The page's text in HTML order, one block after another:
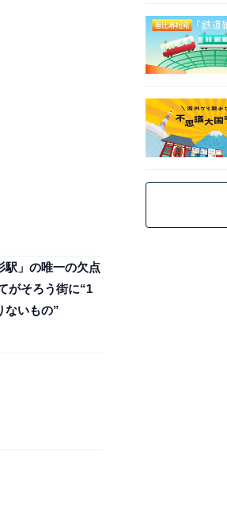
駅」の唯一の欠点
がそろう街に“1
ないもの”